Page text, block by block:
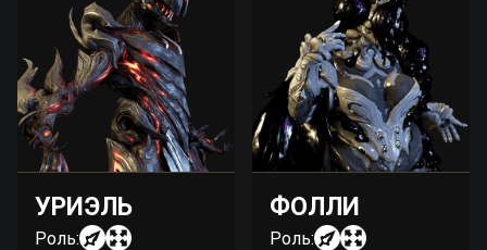
УРИЭЛЬ
Роль:
ФОЛЛИ
Роль: